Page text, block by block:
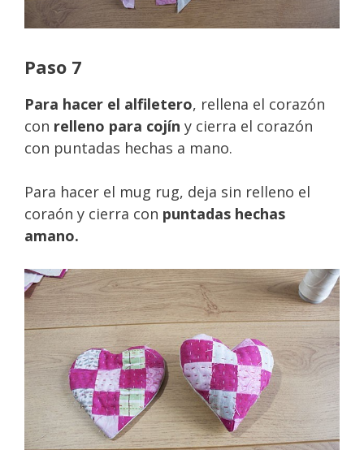
Paso 7
Para hacer el alfiletero, rellena el corazón
con relleno para cojín y cierra el corazón
con puntadas hechas a mano.
Para hacer el mug rug, deja sin relleno el
coraón y cierra con puntadas hechas
amano.